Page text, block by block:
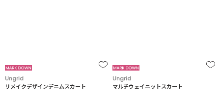
Ungrid
リメイクデザインデニムスカート
Ungrid
マルチウェイニットスカート